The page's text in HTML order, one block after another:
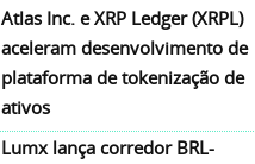
Atlas Inc. e XRP Ledger (XRPL)
aceleram desenvolvimento de
plataforma de tokenização de
ativos
Lumx lança corredor BRL-